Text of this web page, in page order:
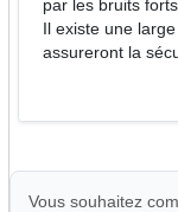
par les bruits
Il existe une
assureront la
Vous souhaitez